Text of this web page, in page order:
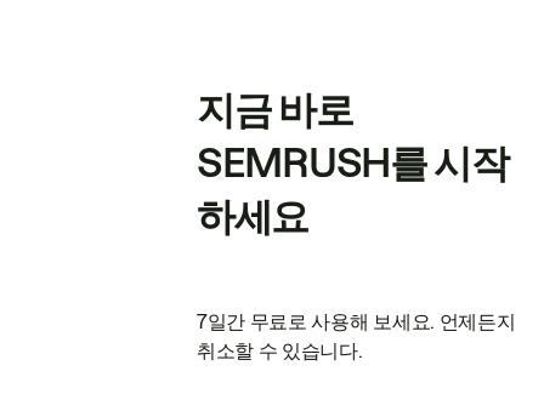
지금 바로
SEMRUSH를 시작
하세요
7일간 무료로 사용해 보세요. 언제든지
취소할 수 있습니다.